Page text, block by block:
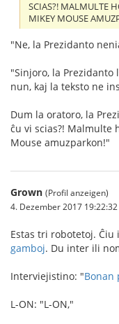
SCIAS?! MALMULTE
MIKEY MOUSE
"Ne, la Prezidanto
"Sinjoro, la
nun, kaj la teksto ne
Dum la oratoro, la
ĉu vi scias?! Malmulte
Mouse amuzparkon!"
Grown (Profil anzeigen)
4. Dezember 2017 19:22:32
Estas tri robotetoj.
gamboj. Du inter ili
Interviejistino: "Bonan
L-ON: "L-ON,"